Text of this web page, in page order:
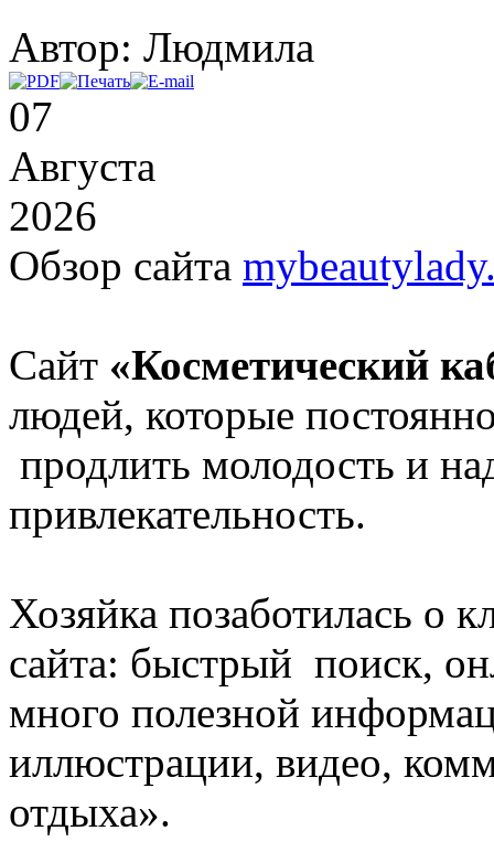
Автор: Людмила
07
Августа
2026
Обзор сайта
Сайт «Косметический
людей, которые
продлить молодость и
привлекательность.
Хозяйка позаботилась о
сайта: быстрый поиск,
много полезной
иллюстрации, видео,
отдыха».